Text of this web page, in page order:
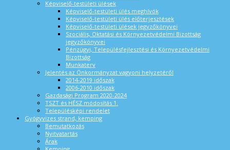
Képviselő-testületi ülések
Képviselő-testületi ülés meghívók
Képviselő-testületi ülés előterjesztések
Képviselő-testületi ülések jegyzőkönyvei
Szociális, Oktatási és Környezetvédelmi Bizottság
jegyzőkönyvei
Pénzügyi, Településfejlesztési és Környezetvédelmi
Bizottság
Munkaterv
Jelentés az Önkormányzat vagyoni helyzetéről
2014-2019 időszak
2006-2010 időszak
Gazdasági Program 2020-2024
TSZT és HÉSZ módosítás 1.
Településképi rendelet
Gyógyvizes strand, kemping
Bemutatkozás
Nyitvatartás
Árak